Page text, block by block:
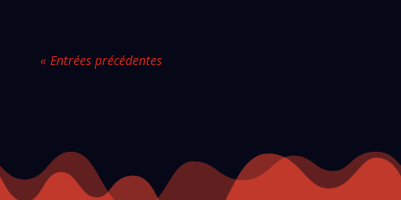
« Entrées précédentes